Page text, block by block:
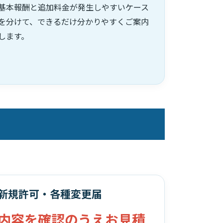
本報酬と追加料金が発生しやすいケース
分けて、できるだけ分かりやすくご案内
ます。
規許可・各種変更届